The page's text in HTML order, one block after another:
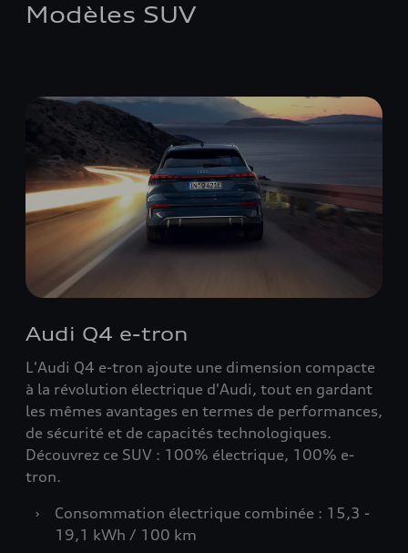
Modèles SUV
Audi Q4 e-tron
L'Audi Q4 e-tron ajoute une dimension compacte
à la révolution électrique d'Audi, tout en gardant
les mêmes avantages en termes de performances,
de sécurité et de capacités technologiques.
Découvrez ce SUV : 100% électrique, 100% e-
tron.
›
Consommation électrique combinée : 15,3 -
19,1 kWh / 100 km